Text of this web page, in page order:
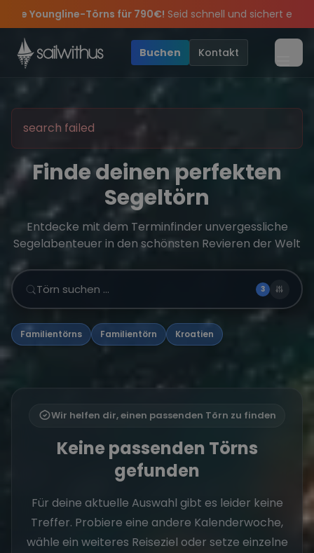
Skip to content
Törns für 790€!Seid schnell und sichert euch die letzten
Sichere Dir jetztDein Meilenbuch und Deine sailwithus-
und exklusive Angebote mehr Sowie20€ Rabatt auf deinen
– wir feiern die Törns, die Crew und die besten
Buchen
Kontakt
search failed
Finde deinen perfekten
Segeltörn
Entdecke mit dem Terminfinder unvergessliche
Segelabenteuer in den schönsten Revieren der Welt
Törn suchen … 3
Familientörns Familientörn Kroatien
Wir helfen dir, einen passenden Törn zu finden
Keine passenden Törns
gefunden
Für deine aktuelle Auswahl gibt es leider keine
Treffer. Probiere eine andere Kalenderwoche,
wähle ein weiteres Reiseziel oder setze einzelne